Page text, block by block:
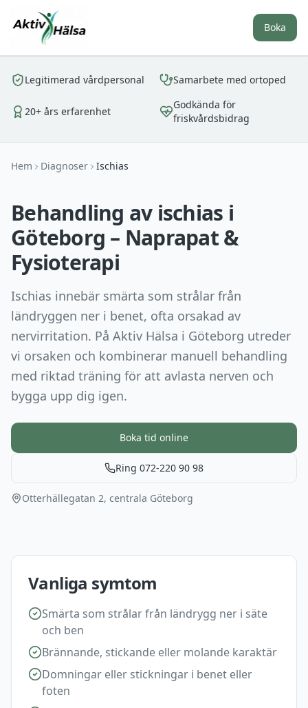
Boka
Legitimerad vårdpersonal Samarbete med ortoped
20+ års erfarenhet
Godkända för
friskvårdsbidrag
Hem Diagnoser Ischias
Behandling av ischias i
Göteborg – Naprapat &
Fysioterapi
Ischias innebär smärta som strålar från
ländryggen ner i benet, ofta orsakad av
nervirritation. På Aktiv Hälsa i Göteborg utreder
vi orsaken och kombinerar manuell behandling
med riktad träning för att avlasta nerven och
bygga upp dig igen.
Boka tid online
Ring 072-220 90 98
Otterhällegatan 2, centrala Göteborg
Vanliga symtom
Smärta som strålar från ländrygg ner i säte
och ben
Brännande, stickande eller molande karaktär
Domningar eller stickningar i benet eller
foten